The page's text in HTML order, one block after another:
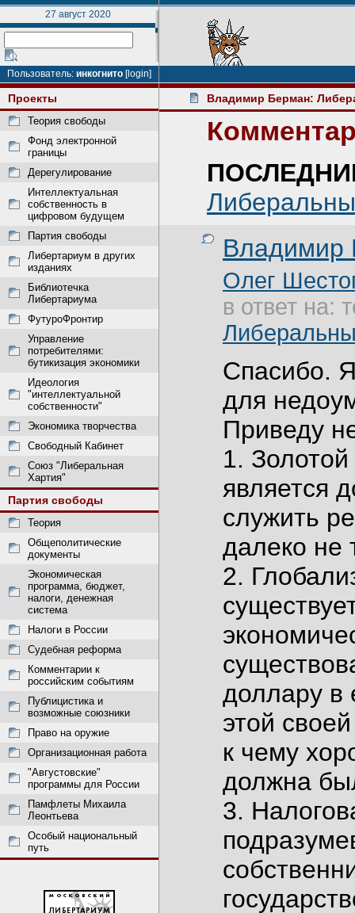
27 август 2020
Пользователь: инкогнито [login]
Проекты
Теория свободы
Фонд электронной
границы
Дерегулирование
Интеллектуальная
собственность в
цифровом будущем
Партия свободы
Либертариум в других
изданиях
Библиотечка
Либертариума
ФутуроФронтир
Управление
потребителями:
бутикизация экономики
Идеология
"интеллектуальной
собственности"
Экономика творчества
Свободный Кабинет
Союз "Либеральная
Хартия"
Партия свободы
Теория
Общеполитические
документы
Экономическая
программа, бюджет,
налоги, денежная
система
Налоги в России
Судебная реформа
Комментарии к
российским событиям
Публицистика и
возможные союзники
Право на оружие
Организационная работа
"Августовские"
программы для России
Памфлеты Михаила
Леонтьева
Особый национальный
путь
Владимир Берман:
Владимир
Олег
в ответ на:
Спасибо.
для
Приведу
1.
является
служить
далеко не
2.
доллару в
этой
к чему
должна
3.